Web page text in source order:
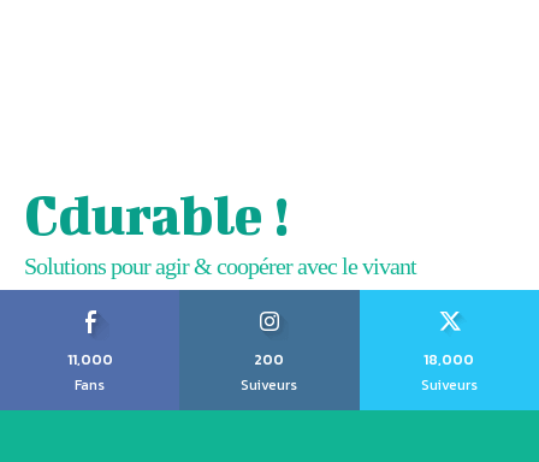
Cdurable !
Solutions pour agir & coopérer avec le vivant
11,000
Fans
200
Suiveurs
18,000
Suiveurs